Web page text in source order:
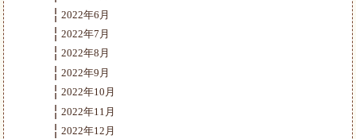
2022年6月
2022年7月
2022年8月
2022年9月
2022年10月
2022年11月
2022年12月